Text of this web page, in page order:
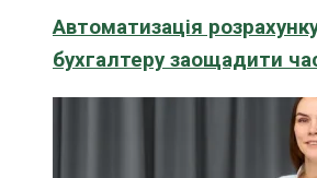
Автоматизація
бухгалтеру заощадити